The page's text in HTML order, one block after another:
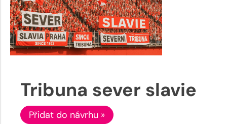
Tribuna sever slavie
Přidat do návrhu »